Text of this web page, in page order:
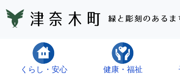
くらし・安心 健康・福祉